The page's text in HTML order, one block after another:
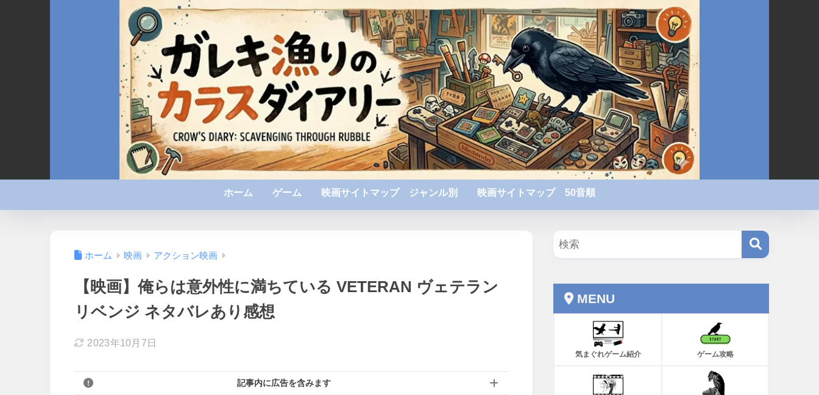
ホーム ゲーム 映画サイトマップ ジャンル別 映画サイトマップ 50音順
ホーム 映画 アクション映画
【映画】俺らは意外性に満ちている VETERAN ヴェテラン
リベンジ ネタバレあり感想
2023年10月7日
記事内に広告を含みます
MENU
気まぐれゲーム紹介 ゲーム攻略